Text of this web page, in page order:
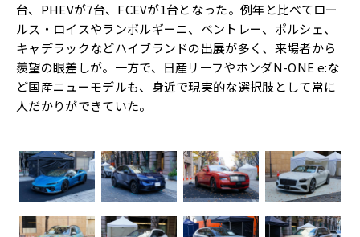
台、PHEVが7台、FCEVが1台となった。例年と比べてロー
ルス・ロイスやランボルギーニ、ベントレー、ポルシェ、
キャデラックなどハイブランドの出展が多く、来場者から
羨望の眼差しが。一方で、日産リーフやホンダN-ONE e:な
ど国産ニューモデルも、身近で現実的な選択肢として常に
人だかりができていた。